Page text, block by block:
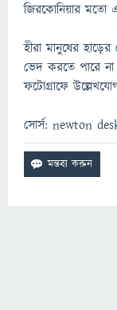
জিরকোনিয়ার মতো
হীরা মানুষের
ভেদ করতে পারে
ফটোগ্রাফে
সোর্স: newton